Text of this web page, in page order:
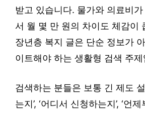
받고 있습니다. 물가와 의료비
서 월 몇 만 원의 차이도 체감이
장년층 복지 글은 단순 정보가
이트해야 하는 생활형 검색 주
검색하는 분들은 보통 긴 제도
는지’, ‘어디서 신청하는지’, ‘언제